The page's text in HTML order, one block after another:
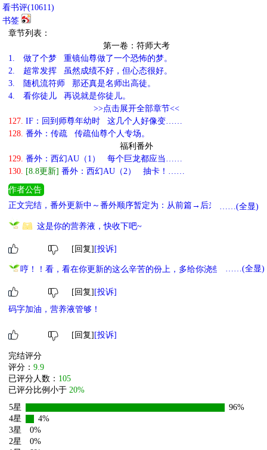
看书评(10611)
书签
章节列表：
第一卷：符师大考
1.
做了个梦 重镜仙尊做了一个恐怖的梦。
2.
超常发挥 虽然成绩不好，但心态很好。
3.
随机流符师 那还真是名师出高徒。
4.
看你徒儿 再说就是你徒儿。
>>点击展开全部章节<<
127. IF：回到师尊年幼时 这几个人好像变……
128. 番外：传疏 传疏仙尊个人专场。
福利番外
129. 番外：西幻AU（1） 每个巨龙都应当……
130. [8.8更新] 番外：西幻AU（2） 抽卡！……
作者公告
正文完结，番外更新中～番外顺序暂定为：从前篇→后来篇→if线篇
→福利番外篇（具体见116章作话） 已完结仙侠：《这事大小姐怎么
说》 下本待开：仙侠《在前男友葬礼上邂逅了现男友》 星际军校
《穿游但剧情全跳过了[星际军校]》
……(全显)
这是你的营养液，快收下吧~
[回复] [投诉]
哼！！看，看在你更新的这么辛苦的份上，多给你浇些营养液！
……(全显)
[回复] [投诉]
码字加油，营养液管够！
[回复] [投诉]
完结评分
评分： 9.9
已评分人数： 105
已评分比例小于 20%
5星
96%
4星
4%
3星
0%
2星
0%